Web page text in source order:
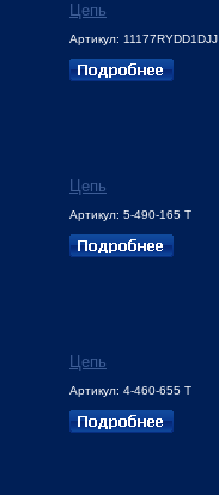
Цепь
Артикул: 11177RYDD1DJJ
Цепь
Артикул: 5-490-165 Т
Цепь
Артикул: 4-460-655 Т